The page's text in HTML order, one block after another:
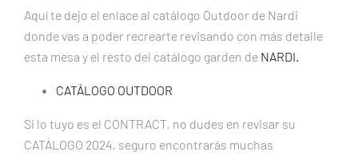
Aquí te dejo el enlace al catálogo Outdoor de Nardi
donde vas a poder recrearte revisando con más detalle
esta mesa y el resto del catálogo garden de NARDI.
CATÁLOGO OUTDOOR
Si lo tuyo es el CONTRACT, no dudes en revisar su
CATÁLOGO 2024, seguro encontrarás muchas